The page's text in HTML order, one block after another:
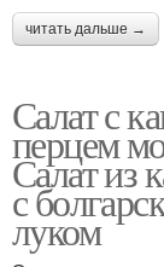
читать дальше →
Салат с
перцем
Салат из
с
луком